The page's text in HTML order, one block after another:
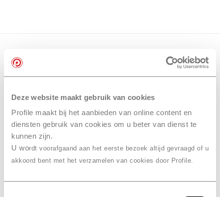
Deze website maakt gebruik van cookies
Profile maakt bij het aanbieden van online content en
diensten gebruik van cookies om u beter van dienst te
kunnen zijn.
U wordt voorafgaand aan het eerste bezoek altijd gevraagd of u
akkoord bent met het verzamelen van cookies door Profile.